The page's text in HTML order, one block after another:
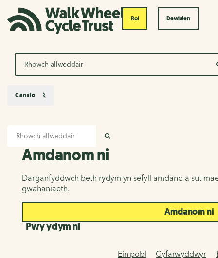
Roi Dewislen
Chwilio
Amdanom ni
Amdanom ni
Darganfyddwch beth rydym yn sefyll amdano a sut
gwahaniaeth.
Amdanom ni
Pwy ydym ni
Ein pobl Cyfarwyddwyr
Canslo